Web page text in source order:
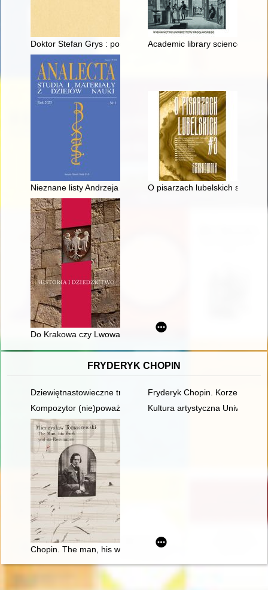
Doktor Stefan Grys : postać nietuzinkowaAcademic library science and
Nieznane listy Andrzeja Walickiego do Isaiaha Berlina =
O pisarzach lubelskich
Do Krakowa czy Lwowa? : przybysze z miast województwa
FRYDERYK CHOPIN
Dziewiętnastowieczne transkrypcje utworów Fryderyka
Fryderyk Chopin. Korzenie
Kompozytor (nie)poważny. Poczucie humoru Fryderyka
Kultura artystyczna
Chopin. The man, his work and its resonance